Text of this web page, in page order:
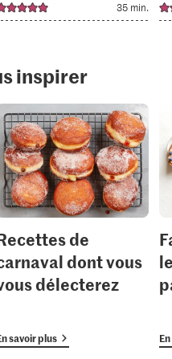
35 min.
inspirer
de
dont vous
délecterez
savoir plus